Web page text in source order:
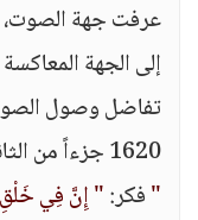
عرفت جهة
إلى الجهة
تفاضل وصول
1620 جزءاً من الثانية، يد من؟ قدرة من؟ الله
"فكر:" إِنَّ فِي خَلْقِ